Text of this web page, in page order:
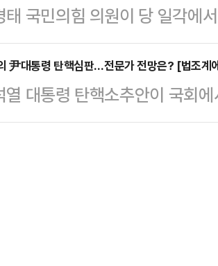
리고 있다. 탄핵을 둘러싼 사회
안 최고…
운데 민주당이 '국회 1당' 지위
이 여당임을 강조하면서 좀처
16일 이재명 대표가 월권성
지지 말아야 한다고 일침을 가
이재명 대표의…
태 국민의힘 의원이 당 일각에
한 징계 요구가 나오는 것에
히고 국민의 뜻에 반하는 행위
다"고 받아쳤다.조경태 의원
들과 만나 '탄핵안에 찬성한 의
尹대통령 탄핵심판…전문가 전망은? [법조
열 대통령 탄핵소추안이 국회
목된다. 법조계에선 윤 대통령